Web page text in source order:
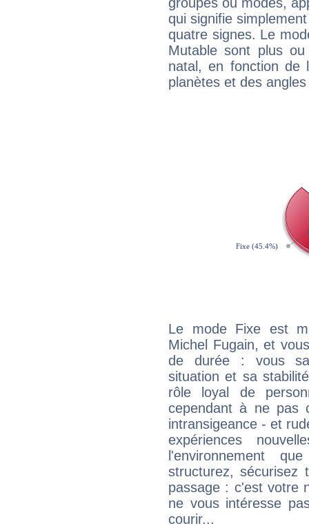
groupes ou modes,
qui signifie
quatre signes. Le
Mutable sont plus
natal, en fonction de
planètes et des
Le mode Fixe est
Michel Fugain, et
de durée : vous
situation et sa
rôle loyal de
cependant à ne pas
intransigeance - et
expériences
l'environnement
structurez, sécurisez
passage : c'est votre
ne vous intéresse
courir...